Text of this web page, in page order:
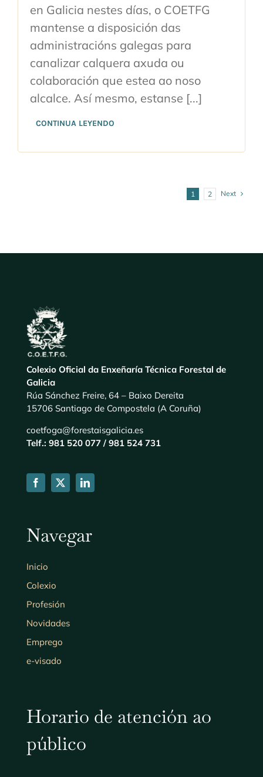
en Galicia nestes días, o COETFG
mantense a disposición das
administracións galegas para
canalizar calquera axuda ou
colaboración que estea ao noso
alcalce. Así mesmo, estanse [...]
CONTINUA LEYENDO
1 2 Next
Colexio Oficial da Enxeñaría Técnica Forestal de
Galicia
Rúa Sánchez Freire, 64 – Baixo Dereita
15706 Santiago de Compostela (A Coruña)
coetfoga@forestaisgalicia.es
Telf.: 981 520 077 / 981 524 731
Navegar
Inicio
Colexio
Profesión
Novidades
Emprego
e-visado
Horario de atención ao
público